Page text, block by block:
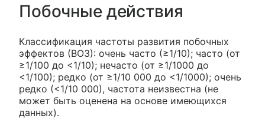
Побочные действия
Классификация частоты развития побочных
эффектов (ВОЗ): очень часто (≥1/10); часто (от
≥1/100 до <1/10); нечасто (от ≥1/1000 до
<1/100); редко (от ≥1/10 000 до <1/1000); очень
редко (<1/10 000), частота неизвестна (не
может быть оценена на основе имеющихся
данных).